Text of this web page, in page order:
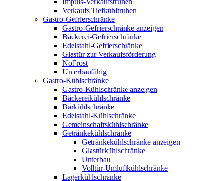
Verkaufs Tiefkühltruhen
Gastro-Gefrierschränke
Gastro-Gefrierschränke anzeigen
Bäckerei-Gefrierschränke
Edelstahl-Gefrierschränke
Glastür zur Verkaufsförderung
NoFrost
Unterbaufähig
Gastro-Kühlschränke
Gastro-Kühlschränke anzeigen
Bäckereikühlschränke
Barkühlschränke
Edelstahl-Kühlschränke
Gemeinschaftskühlschränke
Getränkekühlschränke
Getränkekühlschränke anzeigen
Glastürkühlschränke
Unterbau
Volltür-Umluftkühlschränke
Lagerkühlschränke